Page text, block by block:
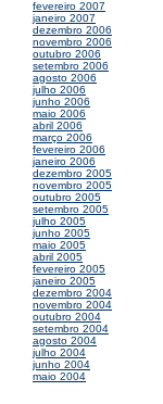
fevereiro 2007
janeiro 2007
dezembro 2006
novembro 2006
outubro 2006
setembro 2006
agosto 2006
julho 2006
junho 2006
maio 2006
abril 2006
março 2006
fevereiro 2006
janeiro 2006
dezembro 2005
novembro 2005
outubro 2005
setembro 2005
julho 2005
junho 2005
maio 2005
abril 2005
fevereiro 2005
janeiro 2005
dezembro 2004
novembro 2004
outubro 2004
setembro 2004
agosto 2004
julho 2004
junho 2004
maio 2004